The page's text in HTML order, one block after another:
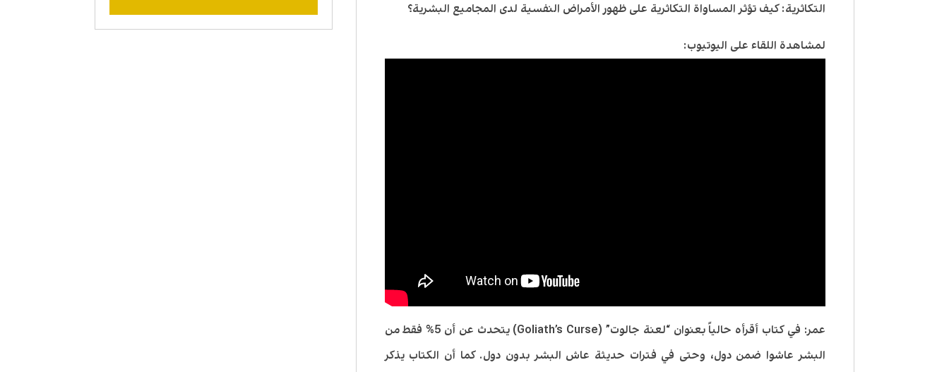
التكاثرية: كيف تؤثر المساواة التكاثرية على ظهور الأمراض النفسية لدى المجاميع البشرية؟
لمشاهدة اللقاء على اليوتيوب:
عمر: في كتاب أقرأه حالياً بعنوان “لعنة جالوت” (
Goliath’s Curse
)
يتحدث عن أن 5% فقط من
البشر عاشوا ضمن دول، وحتى في فترات حديثة عاش البشر بدون دول. كما أن الكتاب يذكر